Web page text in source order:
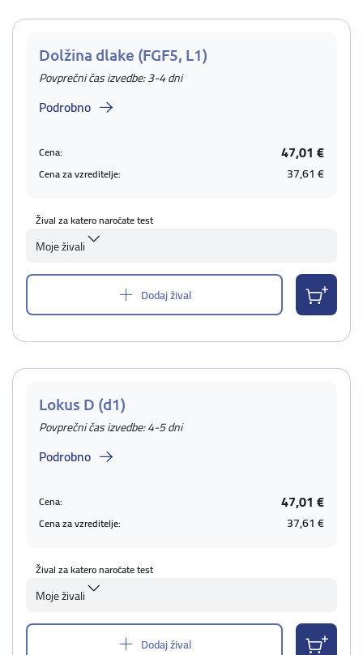
Dolžina dlake (FGF5, L1)
Povprečni čas izvedbe: 3-4 dni
Podrobno
Cena: 47,01 €
Cena za vzreditelje: 37,61 €
Žival za katero naročate test
Moje živali
Dodaj žival
Lokus D (d1)
Povprečni čas izvedbe: 4-5 dni
Podrobno
Cena: 47,01 €
Cena za vzreditelje: 37,61 €
Žival za katero naročate test
Moje živali
Dodaj žival